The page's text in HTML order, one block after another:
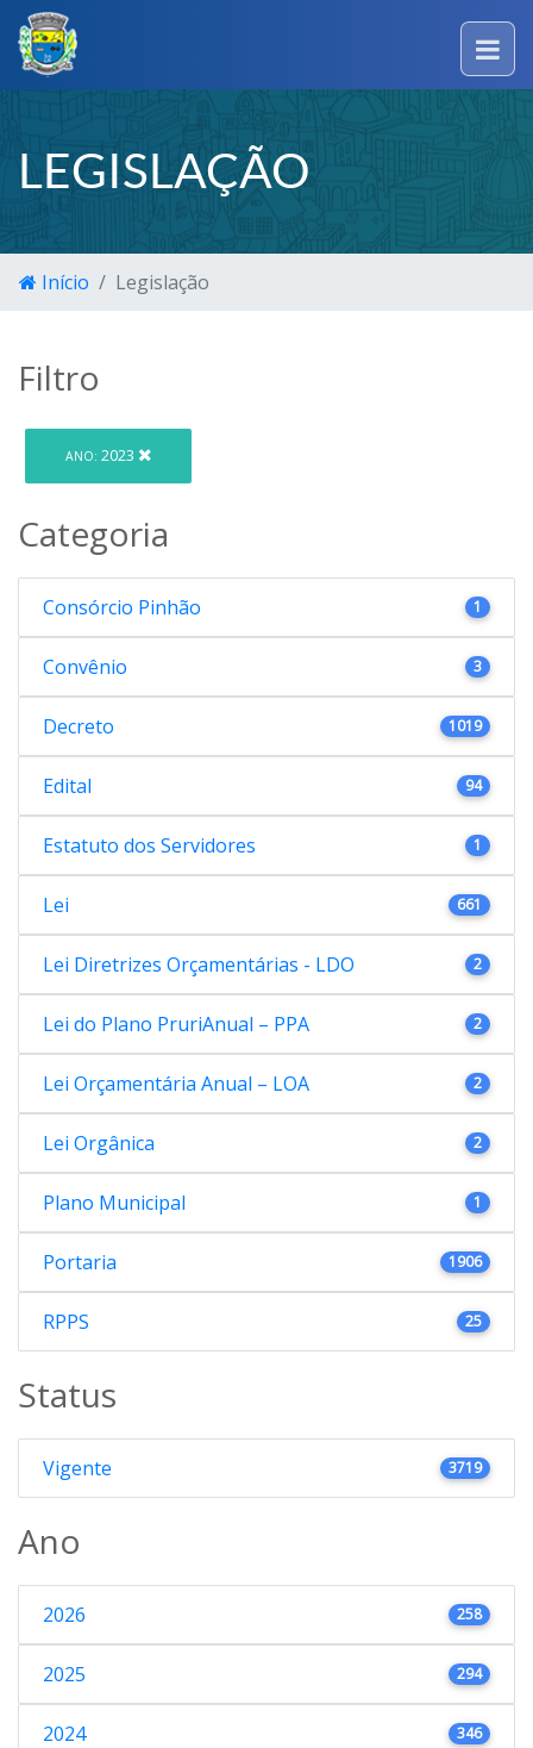
LEGISLAÇÃO
Início Legislação
Filtro
ANO: 2023
Categoria
Consórcio Pinhão 1
Convênio 3
Decreto 1019
Edital 94
Estatuto dos Servidores 1
Lei 661
Lei Diretrizes Orçamentárias - LDO 2
Lei do Plano PruriAnual – PPA 2
Lei Orçamentária Anual – LOA 2
Lei Orgânica 2
Plano Municipal 1
Portaria 1906
RPPS 25
Status
Vigente 3719
Ano
2026 258
2025 294
2024 346